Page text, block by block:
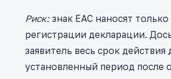
Риск:знак ЕАС наносят только
регистрации декларации.
заявитель весь срок действия
установленный период после